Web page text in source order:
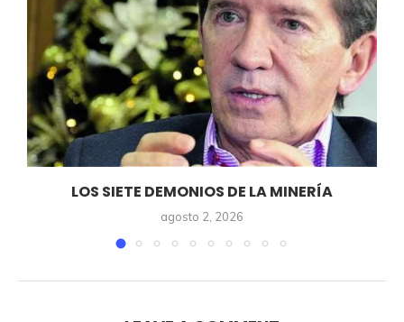
LOS SIETE DEMONIOS DE LA MINERÍA
agosto 2, 2026